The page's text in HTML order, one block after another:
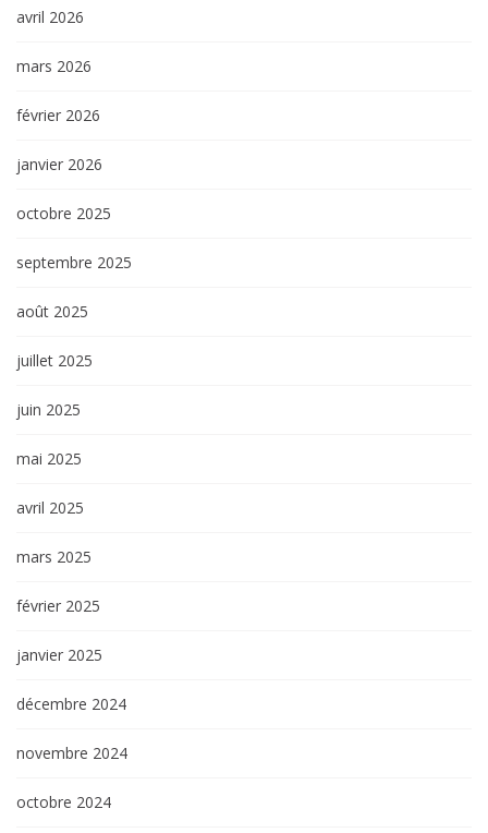
avril 2026
mars 2026
février 2026
janvier 2026
octobre 2025
septembre 2025
août 2025
juillet 2025
juin 2025
mai 2025
avril 2025
mars 2025
février 2025
janvier 2025
décembre 2024
novembre 2024
octobre 2024